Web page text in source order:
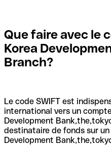
Que faire avec le
Korea
Branch?
Le code SWIFT est
international vers un
Development
destinataire de fonds sur
Development